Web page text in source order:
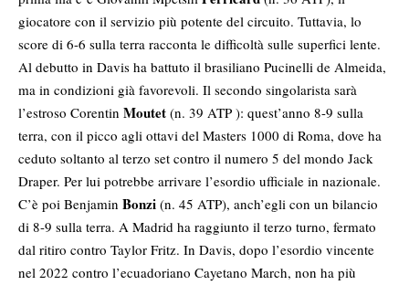
giocatore con il servizio più potente del circuito. Tuttavia, lo
score di 6-6 sulla terra racconta le difficoltà sulle superfici lente.
Al debutto in Davis ha battuto il brasiliano Pucinelli de Almeida,
ma in condizioni già favorevoli. Il secondo singolarista sarà
l’estroso Corentin Moutet (n. 39 ATP ): quest’anno 8-9 sulla
terra, con il picco agli ottavi del Masters 1000 di Roma, dove ha
ceduto soltanto al terzo set contro il numero 5 del mondo Jack
Draper. Per lui potrebbe arrivare l’esordio ufficiale in nazionale.
C’è poi Benjamin Bonzi (n. 45 ATP), anch’egli con un bilancio
di 8-9 sulla terra. A Madrid ha raggiunto il terzo turno, fermato
dal ritiro contro Taylor Fritz. In Davis, dopo l’esordio vincente
nel 2022 contro l’ecuadoriano Cayetano March, non ha più